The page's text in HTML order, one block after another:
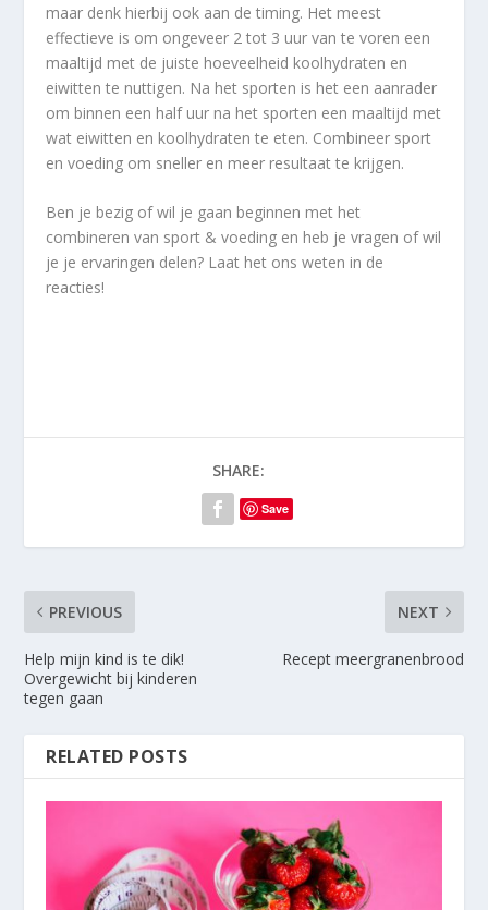
maar denk hierbij ook aan de timing. Het meest
effectieve is om ongeveer 2 tot 3 uur van te voren een
maaltijd met de juiste hoeveelheid koolhydraten en
eiwitten te nuttigen. Na het sporten is het een aanrader
om binnen een half uur na het sporten een maaltijd met
wat eiwitten en koolhydraten te eten. Combineer sport
en voeding om sneller en meer resultaat te krijgen.
Ben je bezig of wil je gaan beginnen met het
combineren van sport & voeding en heb je vragen of wil
je je ervaringen delen? Laat het ons weten in de
reacties!
SHARE:
Save
PREVIOUS
Help mijn kind is te dik!
Overgewicht bij kinderen
tegen gaan
NEXT
Recept meergranenbrood
RELATED POSTS